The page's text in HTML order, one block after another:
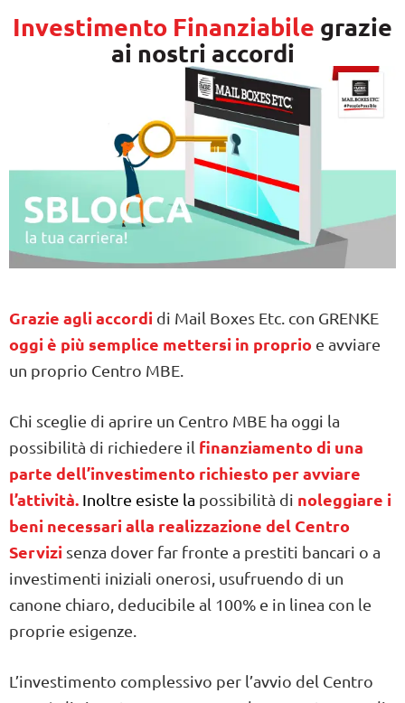
Investimento Finanziabile grazie
ai nostri accordi
Grazie agli accordi di Mail Boxes Etc. con GRENKE
oggi è più semplice mettersi in proprio e avviare
un proprio Centro MBE.
Chi sceglie di aprire un Centro MBE ha oggi la
possibilità di richiedere il finanziamento di una
parte dell’investimento richiesto per avviare
l’attività. Inoltre esiste la possibilità di noleggiare i
beni necessari alla realizzazione del Centro
Servizi senza dover far fronte a prestiti bancari o a
investimenti iniziali onerosi, usufruendo di un
canone chiaro, deducibile al 100% e in linea con le
proprie esigenze.
L’investimento complessivo per l’avvio del Centro